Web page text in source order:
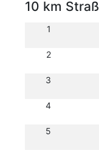
10 km
1
2
3
4
5